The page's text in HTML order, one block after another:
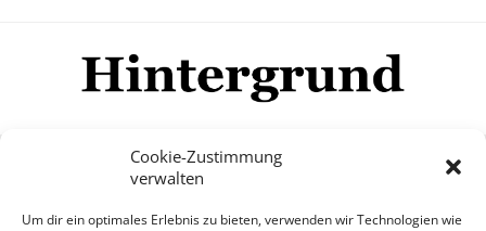
Cookie-Zustimmung
verwalten
Um dir ein optimales Erlebnis zu bieten, verwenden wir Technologien wie